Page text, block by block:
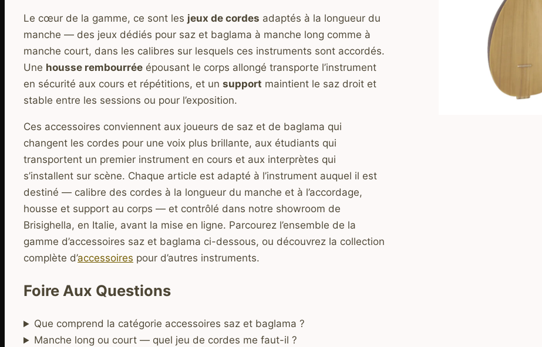
Le cœur de la gamme, ce sont les jeux de cordes adaptés à la longueur du
manche — des jeux dédiés pour saz et baglama à manche long comme à
manche court, dans les calibres sur lesquels ces instruments sont accordés.
Une housse rembourrée épousant le corps allongé transporte l’instrument
en sécurité aux cours et répétitions, et un support maintient le saz droit et
stable entre les sessions ou pour l’exposition.
Ces accessoires conviennent aux joueurs de saz et de baglama qui
changent les cordes pour une voix plus brillante, aux étudiants qui
transportent un premier instrument en cours et aux interprètes qui
s’installent sur scène. Chaque article est adapté à l’instrument auquel il est
destiné — calibre des cordes à la longueur du manche et à l’accordage,
housse et support au corps — et contrôlé dans notre showroom de
Brisighella, en Italie, avant la mise en ligne. Parcourez l’ensemble de la
gamme d’accessoires saz et baglama ci-dessous, ou découvrez la collection
complète d’accessoires pour d’autres instruments.
Foire Aux Questions
Que comprend la catégorie accessoires saz et baglama ?
Manche long ou court — quel jeu de cordes me faut-il ?